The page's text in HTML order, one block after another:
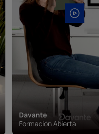
Davante
Formación Abierta